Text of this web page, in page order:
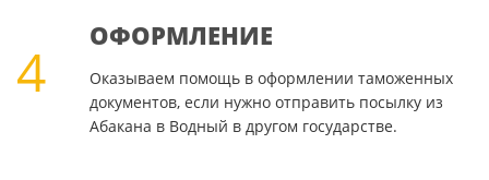
4
ОФОРМЛЕНИЕ
Оказываем помощь в оформлении таможенных
документов, если нужно отправить посылку из
Абакана в Водный в другом государстве.